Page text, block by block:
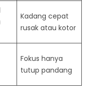
Kadang cepat
rusak atau kotor
Fokus hanya
tutup pandang